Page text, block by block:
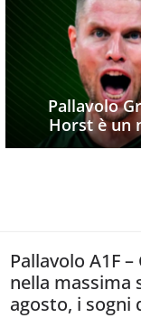
Pallavolo
Horst è un
Pallavolo A1F
nella massima
agosto, i sogni